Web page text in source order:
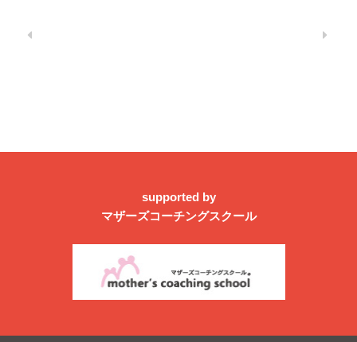
supported by
マザーズコーチングスクール